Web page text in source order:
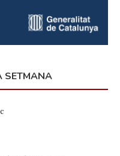
SETMANA